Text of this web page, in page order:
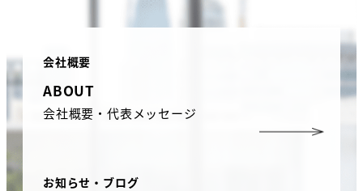
会社概要
ABOUT
会社概要・代表メッセージ
お知らせ・ブログ